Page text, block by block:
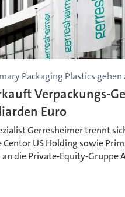
Packaging Plastics gehen
Verpackungs-
Euro
Gerresheimer trennt
US Holding sowie
die Private-Equity-Gruppe